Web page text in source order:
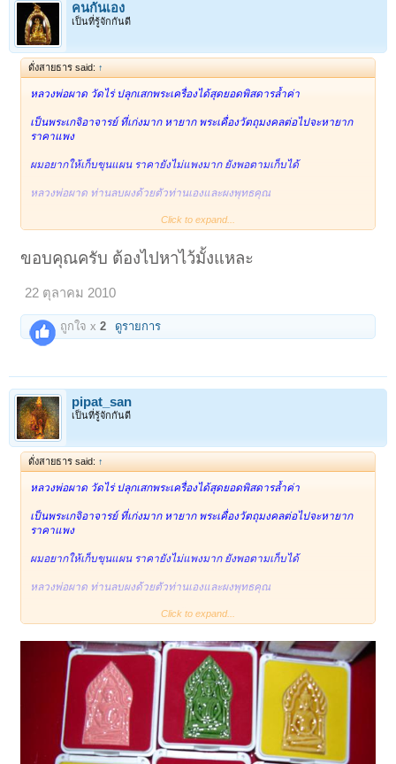
คนกันเอง
เป็นที่รู้จักกันดี
ดั่งสายธาร said: ↑
หลวงพ่อผาด วัดไร่ ปลุกเสกพระเครื่องได้สุดยอดพิสดารล้ำค่า
เป็นพระเกจิอาจารย์ ที่เก่งมาก หายาก พระเคื่องวัตถุมงคลต่อไปจะหายาก
ราคาแพง
ผมอยากให้เก็บขุนแผน ราคายังไม่แพงมาก ยังพอตามเก็บได้
หลวงพ่อผาด ท่านลบผงด้วยตัวท่านเองและผงพุทธคุณ
ที่สะสมไว้มาผสมสร้างขุนแผนรุ่นนี้ หลวงพ่อผาดปลุกเสกนานมาก
ก่อนออกมาให้บูชา หลวงพ่อผาดบอกว่าเอาไปห้อยดู ดีทางมหาเสน่ห์เมตตา
Click to expand...
ขอบคุณครับ ต้องไปหาไว้มั้งแหละ
22 ตุลาคม 2010
ถูกใจ x2 ดูรายการ
pipat_san
เป็นที่รู้จักกันดี
ดั่งสายธาร said: ↑
หลวงพ่อผาด วัดไร่ ปลุกเสกพระเครื่องได้สุดยอดพิสดารล้ำค่า
เป็นพระเกจิอาจารย์ ที่เก่งมาก หายาก พระเคื่องวัตถุมงคลต่อไปจะหายาก
ราคาแพง
ผมอยากให้เก็บขุนแผน ราคายังไม่แพงมาก ยังพอตามเก็บได้
หลวงพ่อผาด ท่านลบผงด้วยตัวท่านเองและผงพุทธคุณ
ที่สะสมไว้มาผสมสร้างขุนแผนรุ่นนี้ หลวงพ่อผาดปลุกเสกนานมาก
ก่อนออกมาให้บูชา หลวงพ่อผาดบอกว่าเอาไปห้อยดู ดีทางมหาเสน่ห์เมตตา
มหานิยมชาตรี ค้าขายโชคลาภ แคล้วคลาดปลอดภัย
สุดยอดครับ ประสบการณ์ดีมาก
Click to expand...